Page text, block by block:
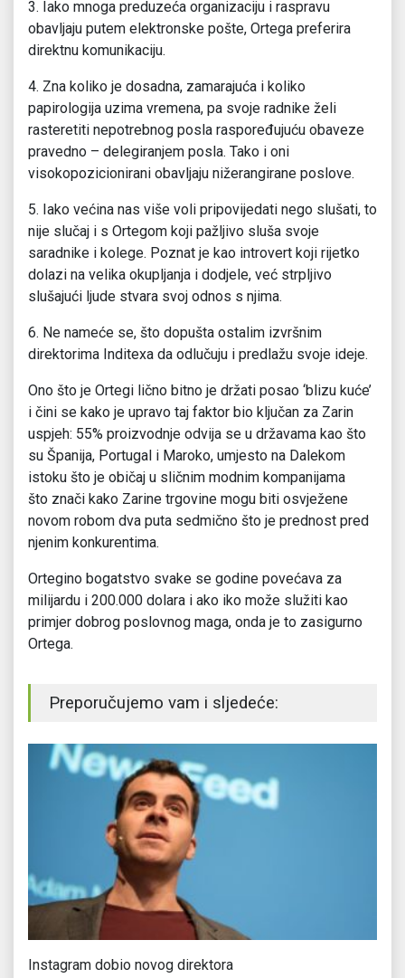
3. Iako mnoga preduzeća organizaciju i raspravu
obavljaju putem elektronske pošte, Ortega preferira
direktnu komunikaciju.
4. Zna koliko je dosadna, zamarajuća i koliko
papirologija uzima vremena, pa svoje radnike želi
rasteretiti nepotrebnog posla raspoređujuću obaveze
pravedno – delegiranjem posla. Tako i oni
visokopozicionirani obavljaju nižerangirane poslove.
5. Iako većina nas više voli pripovijedati nego slušati, to
nije slučaj i s Ortegom koji pažljivo sluša svoje
saradnike i kolege. Poznat je kao introvert koji rijetko
dolazi na velika okupljanja i dodjele, već strpljivo
slušajući ljude stvara svoj odnos s njima.
6. Ne nameće se, što dopušta ostalim izvršnim
direktorima Inditexa da odlučuju i predlažu svoje ideje.
Ono što je Ortegi lično bitno je držati posao ‘blizu kuće’
i čini se kako je upravo taj faktor bio ključan za Zarin
uspjeh: 55% proizvodnje odvija se u državama kao što
su Španija, Portugal i Maroko, umjesto na Dalekom
istoku što je običaj u sličnim modnim kompanijama
što znači kako Zarine trgovine mogu biti osvježene
novom robom dva puta sedmično što je prednost pred
njenim konkurentima.
Ortegino bogatstvo svake se godine povećava za
milijardu i 200.000 dolara i ako iko može služiti kao
primjer dobrog poslovnog maga, onda je to zasigurno
Ortega.
Preporučujemo vam i sljedeće:
Instagram dobio novog direktora